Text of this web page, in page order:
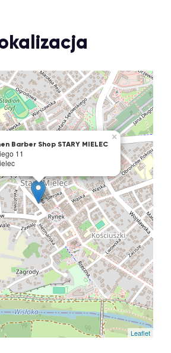
Barber Shop STARY MIELEC
11
×
Leaflet